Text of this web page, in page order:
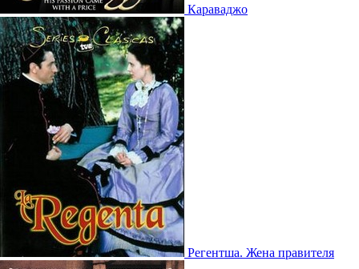
Караваджо
Регентша. Жена правителя